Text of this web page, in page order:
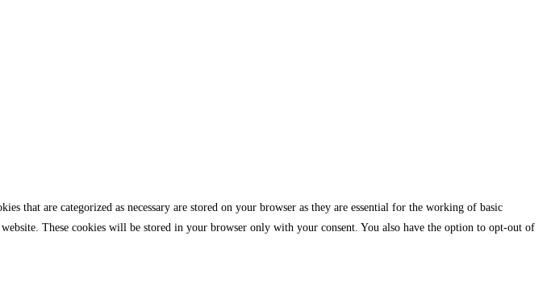
that are categorized as necessary are stored on your browser as they are essential for the working of basic
These cookies will be stored in your browser only with your consent. You also have the option to opt-out of